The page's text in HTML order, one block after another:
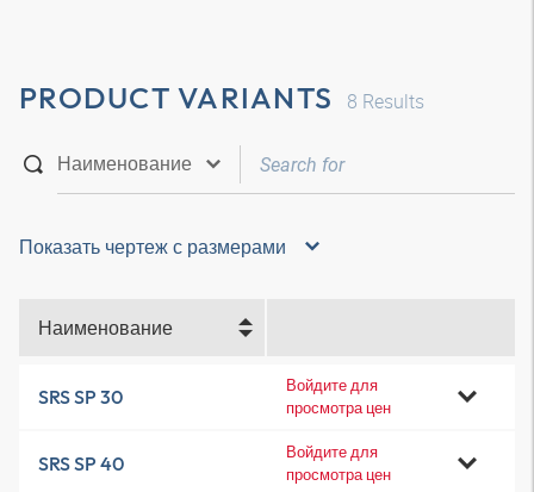
PRODUCT VARIANTS 8 Results
Показать чертеж с размерами
Наименование
SRS SP 30
Войдите для
просмотра цен
SRS SP 40
Войдите для
просмотра цен